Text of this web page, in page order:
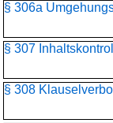
§ 306a
§ 307
§ 308